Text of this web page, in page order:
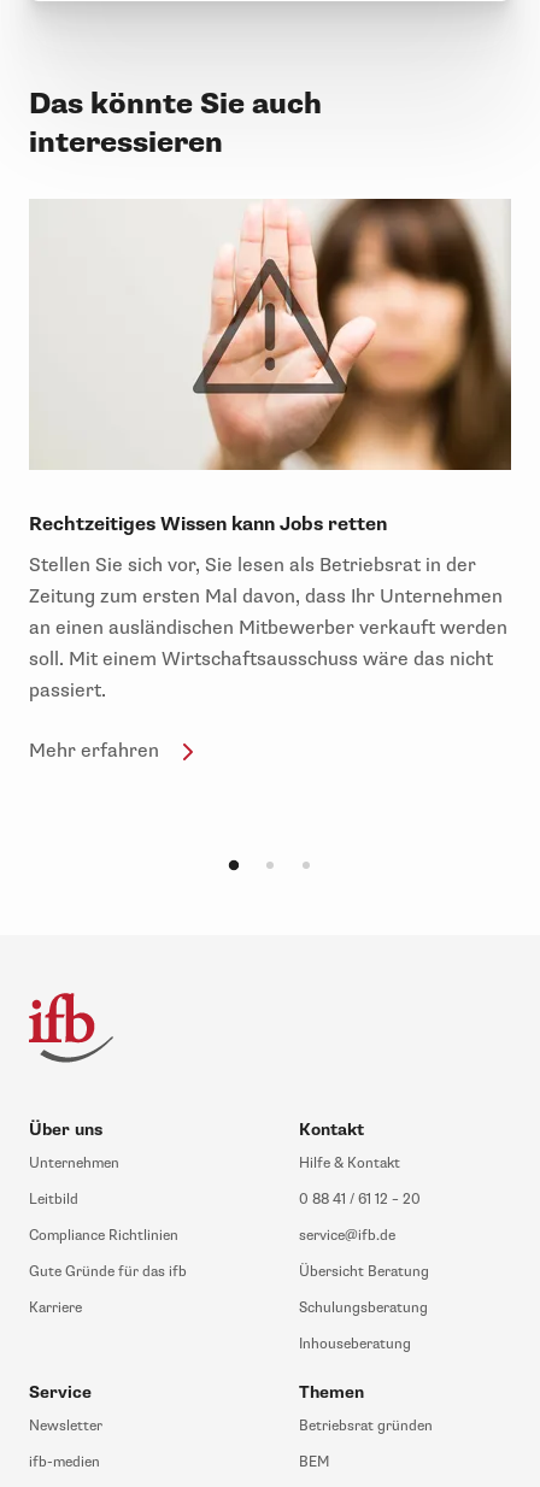
Das könnte Sie auch
interessieren
Rechtzeitiges Wissen kann Jobs retten
Stellen Sie sich vor, Sie lesen als Betriebsrat in der
Zeitung zum ersten Mal davon, dass Ihr Unternehmen
an einen ausländischen Mitbewerber verkauft werden
soll. Mit einem Wirtschaftsausschuss wäre das nicht
passiert.
Mehr erfahren
Über uns
Unternehmen
Leitbild
Compliance Richtlinien
Gute Gründe für das ifb
Karriere
Kontakt
Hilfe & Kontakt
0 88 41 / 61 12 – 20
service@ifb.de
Übersicht Beratung
Schulungsberatung
Inhouseberatung
Service
Newsletter
ifb-medien
Themen
Betriebsrat gründen
BEM